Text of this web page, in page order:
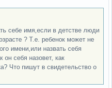
себе имя,если в детстве люди
? Т.е. ребенок может не
имени,или назвать себя
он себя назовет, как
Что пишут в свидетельство о